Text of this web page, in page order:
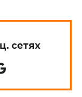
сетях